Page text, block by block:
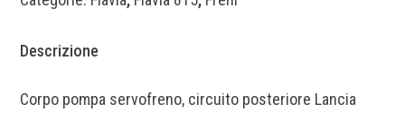
Descrizione
Corpo pompa servofreno, circuito posteriore Lancia